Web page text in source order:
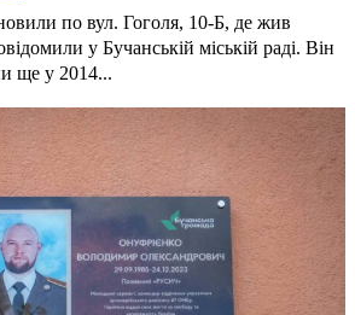
по вул. Гоголя, 10-Б, де жив
у Бучанській міській раді. Він
ще у 2014...